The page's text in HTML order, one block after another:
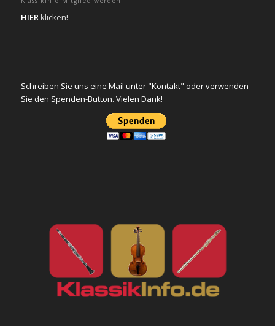
HIERklicken!
Schreiben Sie uns eine Mail unter "Kontakt" oder verwenden
Sie den Spenden-Button. Vielen Dank!